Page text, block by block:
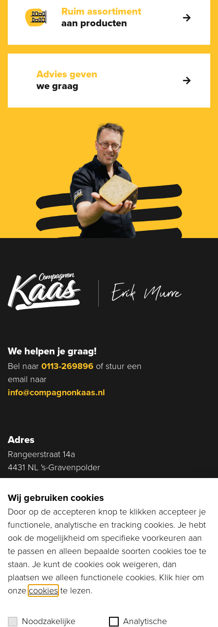
Ruim assortiment
aan producten
Advies geven
we graag
Erik Murre
We helpen je graag!
Bel naar 0113-269896 of stuur een
email naar
info@compagnonkaas.nl
Adres
Rangeerstraat 14a
4431 NL 's-Gravenpolder
Ga naar...
Bestellen
Diensten
Assortiment
Ons verhaal
Wij gebruiken cookies
Door op de accepteren knop te klikken accepteer je
functionele, analytische en tracking cookies. Je hebt
ook de mogelijkheid om specifieke voorkeuren aan
te passen en alleen bepaalde soorten cookies toe te
staan. Je kunt de cookies ook weigeren, dan
plaatsen we alleen functionele cookies. Klik hier om
onze cookies te lezen.
Noodzakelijke Analytische